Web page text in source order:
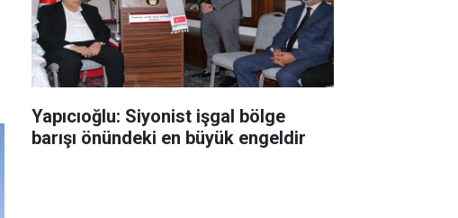
Yapıcıoğlu: Siyonist işgal bölge
barışı önündeki en büyük engeldir